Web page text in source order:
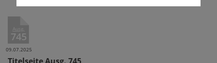
Ausg.
745
09.07.2025